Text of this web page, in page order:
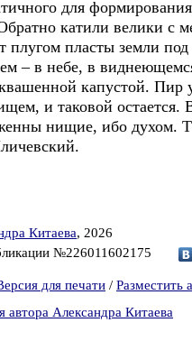
для
катили велики с
плугом пласты земли
– в небе, в
капустой. Пир
и таковой остается.
нищие, ибо духом.
Китаева, 2026
№226011602175
для печати / Разместить
автора Александра Китаева